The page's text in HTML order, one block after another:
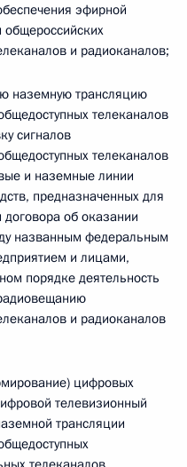
эфирной
и радиоканалов;
наземную трансляцию
телеканалов
сигналов
телеканалов
и наземные линии
предназначенных для
об оказании
названным федеральным
и лицами,
порядке деятельность
и радиоканалов
цифровых
телевизионный
трансляции